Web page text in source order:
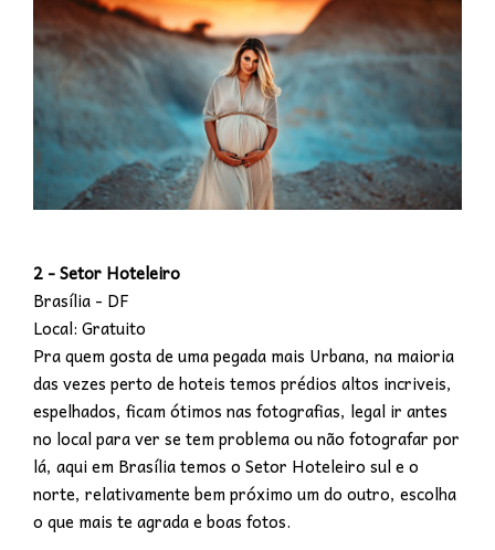
2 - Setor Hoteleiro
Brasília - DF
Local: Gratuito
Pra quem gosta de uma pegada mais Urbana, na maioria
das vezes perto de hoteis temos prédios altos incriveis,
espelhados, ficam ótimos nas fotografias, legal ir antes
no local para ver se tem problema ou não fotografar por
lá, aqui em Brasília temos o Setor Hoteleiro sul e o
norte, relativamente bem próximo um do outro, escolha
o que mais te agrada e boas fotos.